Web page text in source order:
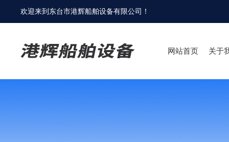
欢迎来到 东台市港辉船舶设备有限公司 ！
网站首页 关于